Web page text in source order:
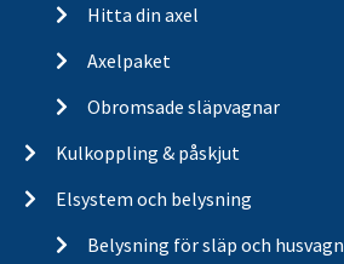
Hitta din axel
Axelpaket
Obromsade släpvagnar
Kulkoppling & påskjut
Elsystem och belysning
Belysning för släp och husvagn